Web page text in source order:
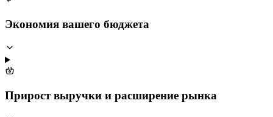
Экономия вашего бюджета
Прирост выручки и расширение рынка